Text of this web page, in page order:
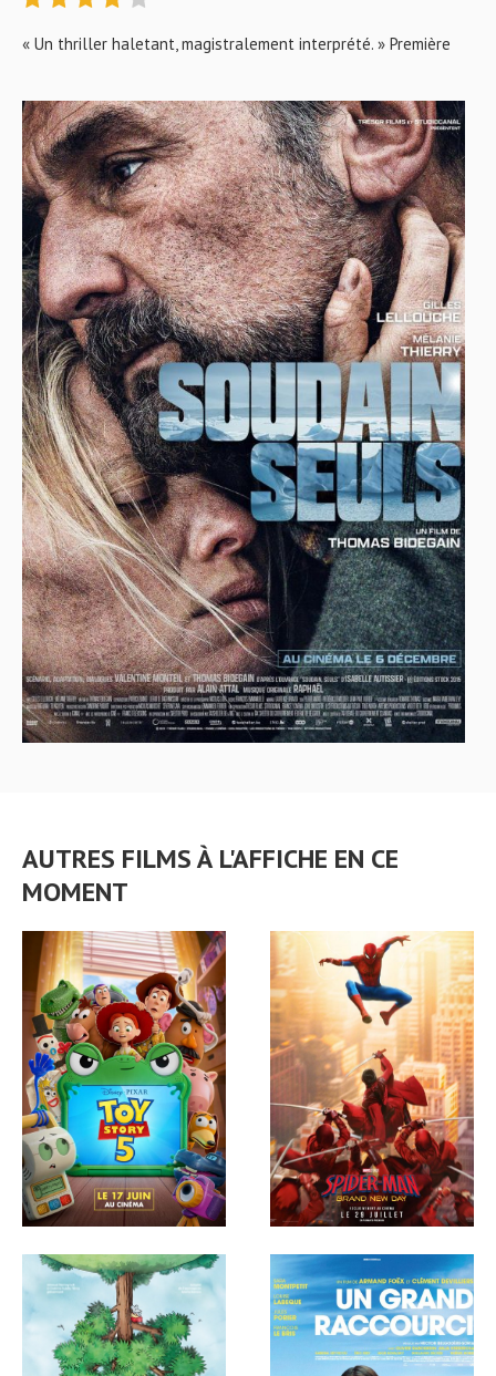
« Un thriller haletant, magistralement interprété. » Première
AUTRES FILMS À L'AFFICHE EN CE
MOMENT